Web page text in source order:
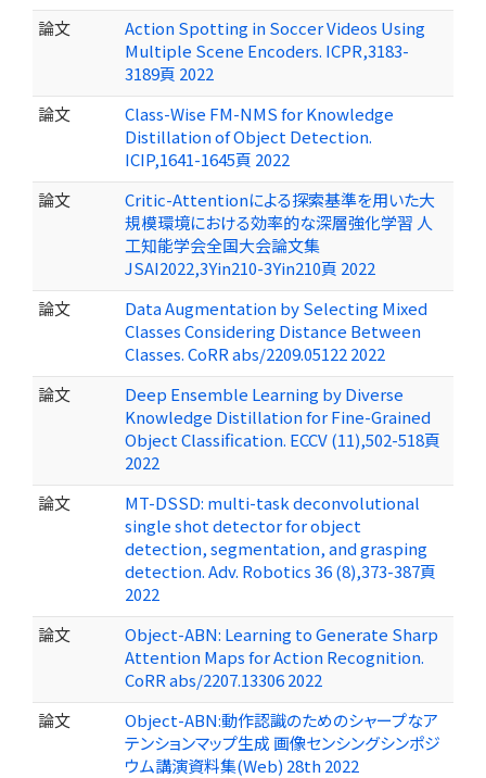
論文
Action Spotting in Soccer Videos Using
Multiple Scene Encoders. ICPR,3183-
3189頁 2022
論文
Class-Wise FM-NMS for Knowledge
Distillation of Object Detection.
ICIP,1641-1645頁 2022
論文
Critic-Attentionによる探索基準を用いた大
規模環境における効率的な深層強化学習 人
工知能学会全国大会論文集
JSAI2022,3Yin210-3Yin210頁 2022
論文
Data Augmentation by Selecting Mixed
Classes Considering Distance Between
Classes. CoRR abs/2209.05122 2022
論文
Deep Ensemble Learning by Diverse
Knowledge Distillation for Fine-Grained
Object Classification. ECCV (11),502-518頁
2022
論文
MT-DSSD: multi-task deconvolutional
single shot detector for object
detection, segmentation, and grasping
detection. Adv. Robotics 36 (8),373-387頁
2022
論文
Object-ABN: Learning to Generate Sharp
Attention Maps for Action Recognition.
CoRR abs/2207.13306 2022
論文
Object-ABN:動作認識のためのシャープなア
テンションマップ生成 画像センシングシンポジ
ウム講演資料集(Web) 28th 2022